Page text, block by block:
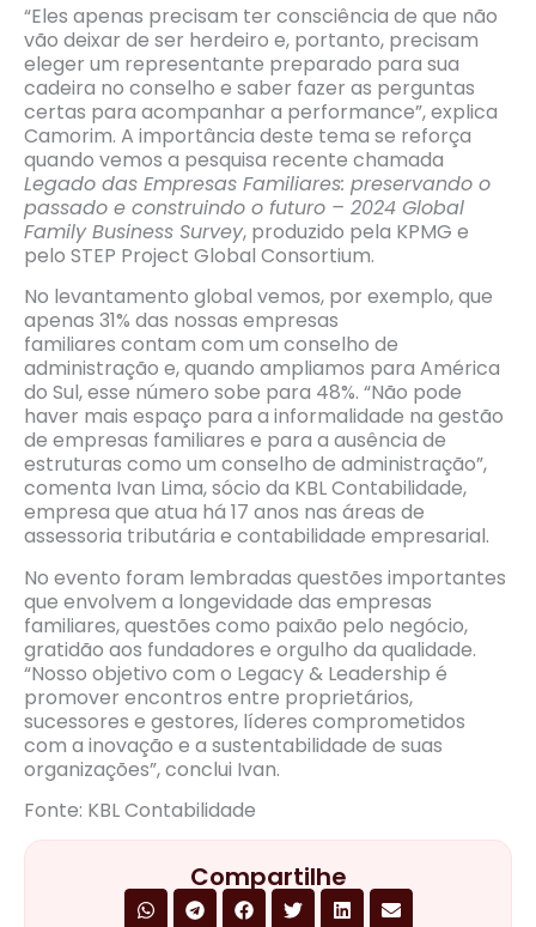
“Eles apenas precisam ter consciência de que não
vão deixar de ser herdeiro e, portanto, precisam
eleger um representante preparado para sua
cadeira no conselho e saber fazer as perguntas
certas para acompanhar a performance”, explica
Camorim. A importância deste tema se reforça
quando vemos a pesquisa recente chamada
Legado das Empresas Familiares: preservando o
passado e construindo o futuro – 2024 Global
Family Business Survey, produzido pela KPMG e
pelo STEP Project Global Consortium.
No levantamento global vemos, por exemplo, que
apenas 31% das nossas empresas
familiares contam com um conselho de
administração e, quando ampliamos para América
do Sul, esse número sobe para 48%. “Não pode
haver mais espaço para a informalidade na gestão
de empresas familiares e para a ausência de
estruturas como um conselho de administração”,
comenta Ivan Lima, sócio da KBL Contabilidade,
empresa que atua há 17 anos nas áreas de
assessoria tributária e contabilidade empresarial.
No evento foram lembradas questões importantes
que envolvem a longevidade das empresas
familiares, questões como paixão pelo negócio,
gratidão aos fundadores e orgulho da qualidade.
“Nosso objetivo com o Legacy & Leadership é
promover encontros entre proprietários,
sucessores e gestores, líderes comprometidos
com a inovação e a sustentabilidade de suas
organizações”, conclui Ivan.
Fonte: KBL Contabilidade
Compartilhe